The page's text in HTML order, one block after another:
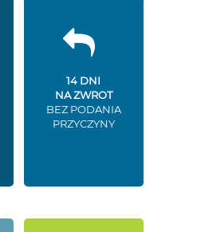
14 DNI
NA ZWROT
BEZ PODANIA
PRZYCZYNY